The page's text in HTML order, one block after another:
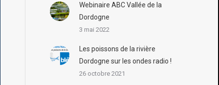
Webinaire ABC Vallée de la
Dordogne
3 mai 2022
Les poissons de la rivière
Dordogne sur les ondes radio !
26 octobre 2021